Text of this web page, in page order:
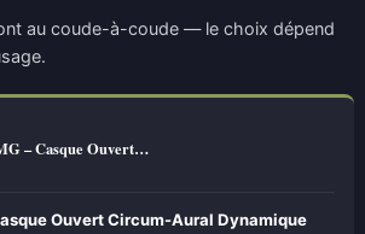
au coude-à-coude — le choix dépend
– Casque Ouvert…
Ouvert Circum-Aural Dynamique